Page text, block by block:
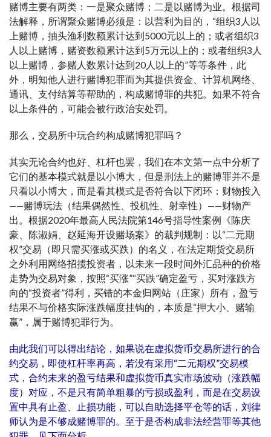
赌博主要有两类：一是聚众赌博；二是以赌博为业。根据司
法解释，所谓聚众赌博必须是：以营利为目的，“组织3人以
上赌博，抽头渔利数额累计达到5000元以上的；或者组织3
人以上赌博，赌资数额累计达到5万元以上的；或者组织3人
以上赌博，参赌人数累计达到20人以上的”等等条件，此
外，明知他人进行赌博犯罪而为其提供资金、计算机网络、
通讯、支付结算等帮助的，构成赌博罪的共犯。如果不符合
以上条件的，可能会被行政治安处罚。
那么，交易所中玩合约构成赌博犯罪吗？
其实无论合约也好、杠杆也罢，我们在本文第一点中分析了
它们的基本模式就是以小博大，但是刑法上的赌博罪并不是
只看以小博大，而是看其模式是否符合以下闭环：财物投入
——赌博玩法（结果偶然性、投机性、射幸性）——财物产
出。根据2020年最高人民法院第146号指导性案例《陈庆
豪、陈淑娟、赵延海开设赌场案》的裁判规制：以“二元期
权”交易（即只需买涨或买跌）的名义，在法定期货交易所
之外利用网络招揽投资者，以未来一段时间外汇品种的价格
走势为交易对象，按照“买涨”“买跌”确定盈亏，买对涨跌方
向的“投资者”得利，买错的本金归网站（庄家）所有，盈亏
结果不与价格实际涨跌幅度挂钩的，本质是“押大小、赌输
赢”，属于赌博犯罪行为。
由此我们可以得出结论，如果说在虚拟货币交易所进行的合
约交易，即使杠杆率再高，若没有采用“二元期权”交易模
式，合约未来的盈亏结果和虚拟货币真实市场波动（涨跌幅
度）对应，不是只有简单粗暴的亏损或盈利，而是在交易设
置中具有止盈、止损功能，可以自助选择平仓等的话，刘律
师认为是不够成赌博罪的。至于是否构成非法经营罪等其他